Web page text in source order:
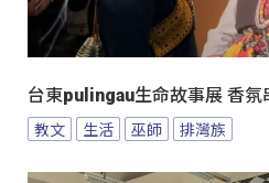
台東pulingau生命故事展 香氛
教文 生活 巫師 排灣族